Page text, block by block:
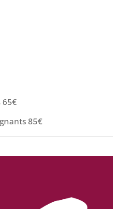
65€
85€